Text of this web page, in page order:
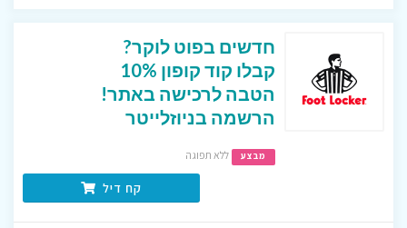
חדשים בפוט לוקר?
קבלו קוד קופון 10%
הטבה לרכישה באתר!
הרשמה בניוזלייטר
מבצע ללא תפוגה
קח דיל